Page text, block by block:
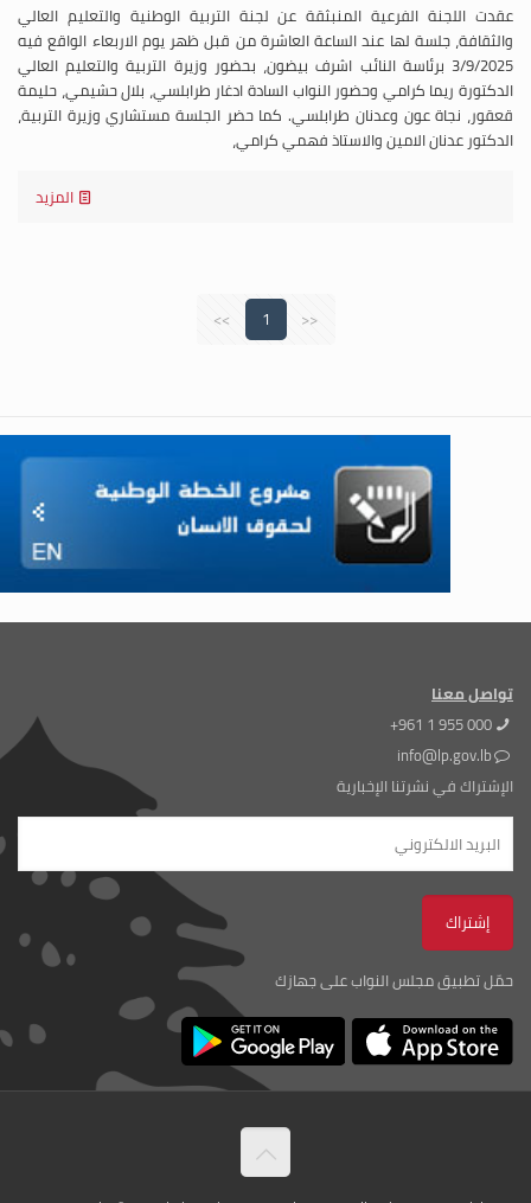
عقدت اللجنة الفرعية المنبثقة عن لجنة التربية الوطنية والتعليم العالي
والثقافة، جلسة لها عند الساعة العاشرة من قبل ظهر يوم الاربعاء الواقع فيه
3/9/2025 برئاسة النائب اشرف بيضون، بحضور وزيرة التربية والتعليم العالي
الدكتورة ريما كرامي وحضور النواب السادة ادغار طرابلسي، بلال حشيمي، حليمة
قعقور، نجاة عون وعدنان طرابلسي. كما حضر الجلسة مستشاري وزيرة التربية،
الدكتور عدنان الامين والاستاذ فهمي كرامي،
المزيد
<<
1
>>
تواصل معنا
+961 1 955 000
info@lp.gov.lb
الإشتراك في نشرتنا الإخبارية
حمّل تطبيق مجلس النواب على جهازك